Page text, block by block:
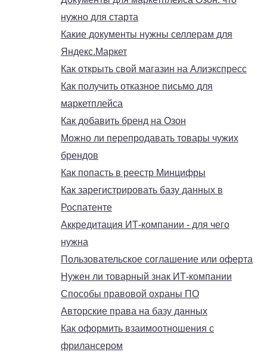
нужно для старта
Какие документы нужны селлерам для
Яндекс.Маркет
Как открыть свой магазин на Алиэкспресс
Как получить отказное письмо для
маркетплейса
Как добавить бренд на Озон
Можно ли перепродавать товары чужих
брендов
Как попасть в реестр Минцифры
Как зарегистрировать базу данных в
Роспатенте
Аккредитация ИТ-компании - для чего
нужна
Пользовательское соглашение или оферта
Нужен ли товарный знак ИТ-компании
Способы правовой охраны ПО
Авторские права на базу данных
Как оформить взаимоотношения с
фрилансером